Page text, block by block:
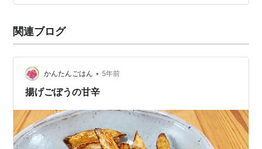
が出来るだと感心した。 また次も作ってもらおう。 仕事
がする。 読んでいただきありがとうございます。 ランキ
ング参加中雑談・日記を書きたい人のグループ ランキン
関連ブログ
かんたんごはん • 5年前
揚げごぼうの甘辛